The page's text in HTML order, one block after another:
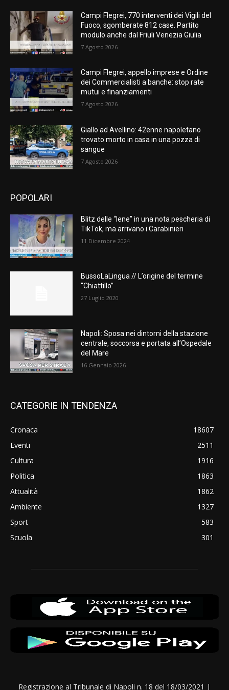
Campi Flegrei, 770 interventi dei Vigili del
Fuoco, sgomberate 812 case. Partito
modulo anche dal Friuli Venezia Giulia
7 Agosto 2026
Campi Flegrei, appello imprese e Ordine
dei Commercialisti a banche: stop rate
mutui e finanziamenti
7 Agosto 2026
Giallo ad Avellino: 42enne napoletano
trovato morto in casa in una pozza di
sangue
7 Agosto 2026
POPOLARI
Blitz delle “Iene” in una nota pescheria di
TikTok, ma arrivano i Carabinieri
11 Dicembre 2024
BussoLaLingua // L’origine del termine
“Chiattillo”
27 Luglio 2020
Napoli: Sposa nei dintorni della stazione
centrale, soccorsa e portata all’Ospedale
del Mare
16 Gennaio 2026
CATEGORIE IN TENDENZA
Cronaca
18607
Eventi
2511
Cultura
1916
Politica
1863
Attualità
1862
Ambiente
1327
Sport
583
Scuola
301
Registrazione al Tribunale di Napoli n. 18 del 18/03/2021 |